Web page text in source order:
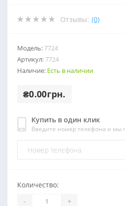
Отзывы: (0)
Модель:7724
Артикул:7724
Наличие: Есть в наличии
₴0.00грн.
Купить в один клик
Введите номер телефона и мы
Количество:
- +